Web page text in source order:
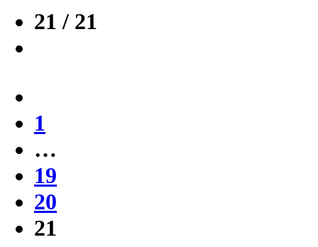
21 / 21
1
…
19
20
21